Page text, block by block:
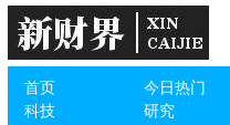
首页 今日热门
科技
研究